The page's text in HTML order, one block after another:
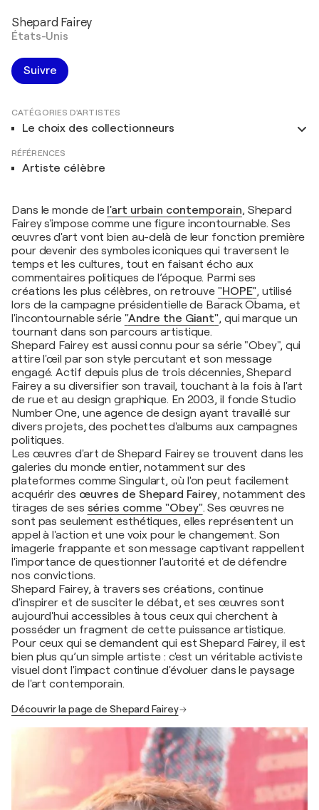
Shepard Fairey
États-Unis
Suivre
CATÉGORIES D'ARTISTES
Le choix des collectionneurs
RÉFÉRENCES
Artiste célèbre
Dans le monde de l'art urbain contemporain, Shepard
Fairey s'impose comme une figure incontournable. Ses
œuvres d'art vont bien au-delà de leur fonction première
pour devenir des symboles iconiques qui traversent le
temps et les cultures, tout en faisant écho aux
commentaires politiques de l’époque. Parmi ses
créations les plus célèbres, on retrouve "HOPE", utilisé
lors de la campagne présidentielle de Barack Obama, et
l'incontournable série "Andre the Giant", qui marque un
tournant dans son parcours artistique.
Shepard Fairey est aussi connu pour sa série "Obey", qui
attire l'œil par son style percutant et son message
engagé. Actif depuis plus de trois décennies, Shepard
Fairey a su diversifier son travail, touchant à la fois à l'art
de rue et au design graphique. En 2003, il fonde Studio
Number One, une agence de design ayant travaillé sur
divers projets, des pochettes d'albums aux campagnes
politiques.
Les œuvres d'art de Shepard Fairey se trouvent dans les
galeries du monde entier, notamment sur des
plateformes comme Singulart, où l'on peut facilement
acquérir des œuvres de Shepard Fairey, notamment des
tirages de ses séries comme "Obey". Ses œuvres ne
sont pas seulement esthétiques, elles représentent un
appel à l'action et une voix pour le changement. Son
imagerie frappante et son message captivant rappellent
l'importance de questionner l'autorité et de défendre
nos convictions.
Shepard Fairey, à travers ses créations, continue
d'inspirer et de susciter le débat, et ses œuvres sont
aujourd'hui accessibles à tous ceux qui cherchent à
posséder un fragment de cette puissance artistique.
Pour ceux qui se demandent qui est Shepard Fairey, il est
bien plus qu’un simple artiste : c'est un véritable activiste
visuel dont l'impact continue d'évoluer dans le paysage
de l'art contemporain.
Découvrir la page de Shepard Fairey